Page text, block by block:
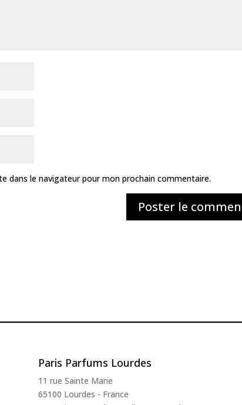
dans le navigateur pour mon prochain commentaire.
Paris Parfums Lourdes
11 rue Sainte Marie
65100 Lourdes - France